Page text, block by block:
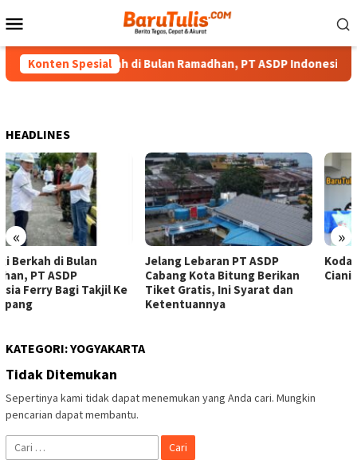
ke
Mobile
Konten Spesial
Berbagi Berkah di Bulan Ramadhan, PT ASDP Indonesia Ferry
HEADLINES
« »
Jelang Lebaran PT ASDP
Cabang Kota Bitung Berikan
Tiket Gratis, Ini Syarat dan
Ketentuannya
Kodaeral VIII Gagalkan 1,4 Ton
Cianida di Perairan Sulawesi
KATEGORI:YOGYAKARTA
Tidak Ditemukan
Sepertinya kami tidak dapat menemukan yang Anda cari. Mungkin
pencarian dapat membantu.
Cari
untuk: